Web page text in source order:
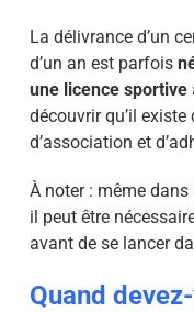
La délivrance d’un
d’un an est parfois
une licence sportive
découvrir qu’il
d’association et
À noter : même dans
il peut être
avant de se lancer
Quand